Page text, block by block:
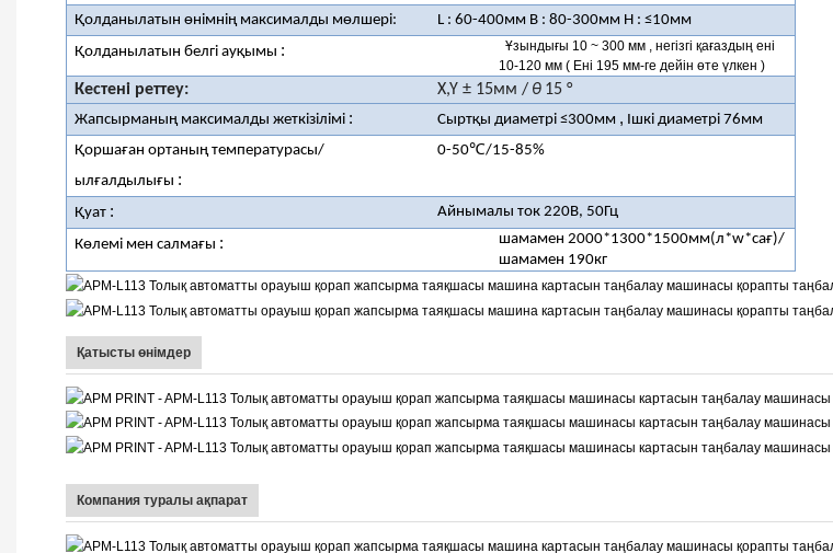
Қолданылатын өнімнің максималды мөлшері: L : 60-400мм В : 80-300мм H : ≤10мм
Қолданылатын белгі ауқымы : Ұзындығы 10 ~ 300 мм , негізгі қағаздың ені
10-120 мм ( Ені 195 мм-ге дейін өте үлкен )
Кестені реттеу: X,Y ± 15мм / θ 15 °
Жапсырманың максималды жеткізілімі : Сыртқы диаметрі ≤300мм , Ішкі диаметрі 76мм
Қоршаған ортаның температурасы/
ылғалдылығы :
0-50℃/15-85%
Қуат :
Айнымалы ток 220В, 50Гц
Көлемі мен салмағы :
шамамен 2000*1300*1500мм(л*w*сағ)/
шамамен 190кг
Қатысты өнімдер
Компания туралы ақпарат